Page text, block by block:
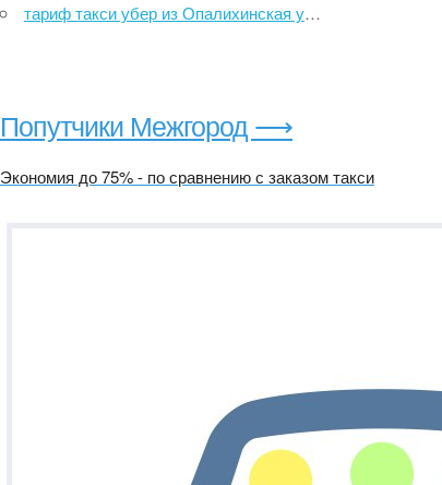
тариф такси убер из Опалихинская улица в улица Лиственная
Попутчики Межгород ⟶
Экономия до 75% - по сравнению с заказом такси